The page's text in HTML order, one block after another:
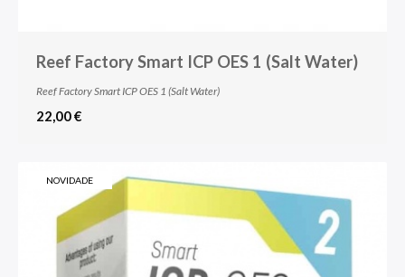
Reef Factory Smart ICP OES 1 (Salt Water)
Reef Factory Smart ICP OES 1 (Salt Water)
22,00 €
NOVIDADE